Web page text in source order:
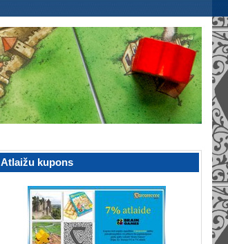
Atlaižu kupons